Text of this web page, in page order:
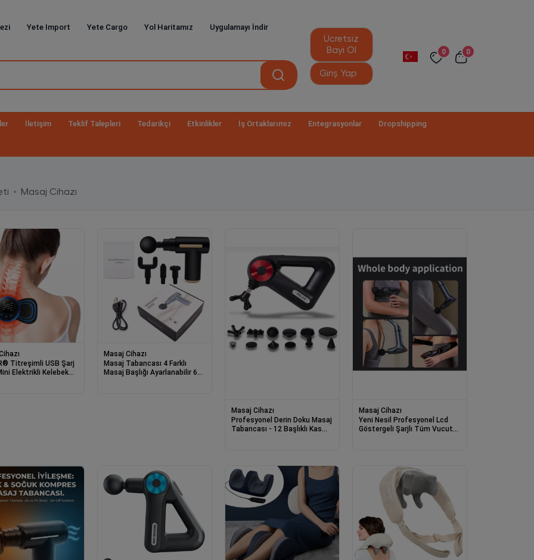
Yete Import Yete Cargo Yol Haritamız Uygulamayı İndir
Ücretsiz
Bayi Ol
Giriş Yap
0 0
İletişim Teklif Talepleri Tedarikçi Etkinlikler İş Ortaklarımız Entegrasyonlar Dropshipping
Masaj Cihazı
Titreşimli USB Şarj
Elektrikli Kelebek
Masaj Cihazı
Masaj Tabancası 4 Farklı
Masaj Başlığı Ayarlanabilir 6
Masaj Cihazı
Profesyonel Derin Doku Masaj
Tabancası - 12 Başlıklı Kas
Masaj Cihazı
Yeni Nesil Profesyonel Lcd
Göstergeli Şarjlı Tüm Vucut